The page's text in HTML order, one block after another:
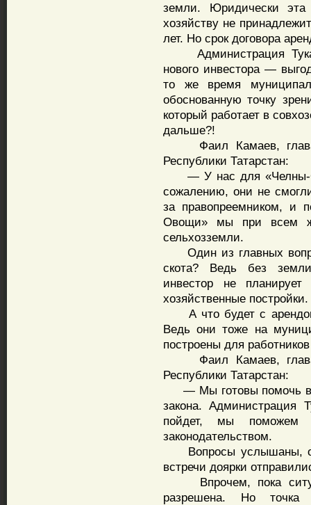
земли. Юридически эта
хозяйству не
лет. Но срок договора
Администрация
нового инвестора —
то же время
обоснованную точку
который работает в
дальше?!
Фаил Камаев, глава
Республики Татарстан:
— У нас для «Челны-
сожалению, они не
за правопреемником, и
Овощи» мы при всем
сельхозземли.
Один из главных
скота? Ведь без
инвестор не
хозяйственные постройки.
А что будет с
Ведь они тоже на
построены для
Фаил Камаев, глава
Республики Татарстан:
— Мы готовы помочь в
закона. Администрация
пойдет, мы поможем
законодательством.
Вопросы услышаны,
встречи доярки
Впрочем, пока
разрешена. Но точка